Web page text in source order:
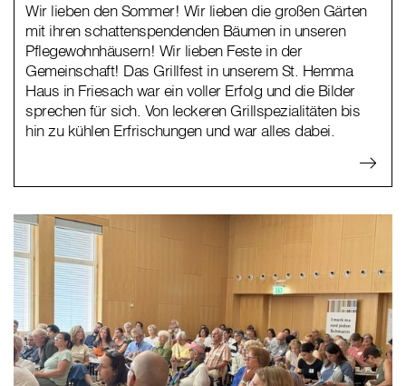
Wir lieben den Sommer! Wir lieben die großen Gärten
mit ihren schattenspendenden Bäumen in unseren
Pflegewohnhäusern! Wir lieben Feste in der
Gemeinschaft! Das Grillfest in unserem St. Hemma
Haus in Friesach war ein voller Erfolg und die Bilder
sprechen für sich. Von leckeren Grillspezialitäten bis
hin zu kühlen Erfrischungen und war alles dabei.